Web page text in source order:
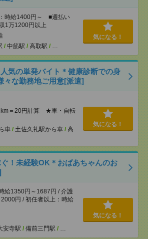
時給1400円～ ■週払い
万1200円以上
/ 中筋駅 / 高取駅 / …
気になる！
人気の単発バイト＊健康診断での身
々な勤務地ご用意[派遣]
＝20円計算 ★車・自転
車 / 土佐久礼駅から車 / 高
気になる！
！未経験OK＊おばあちゃんのお
給1350円～1687円 / 介護
円 / 初任者以上：時給
安寺駅 / 備前三門駅 / …
気になる！